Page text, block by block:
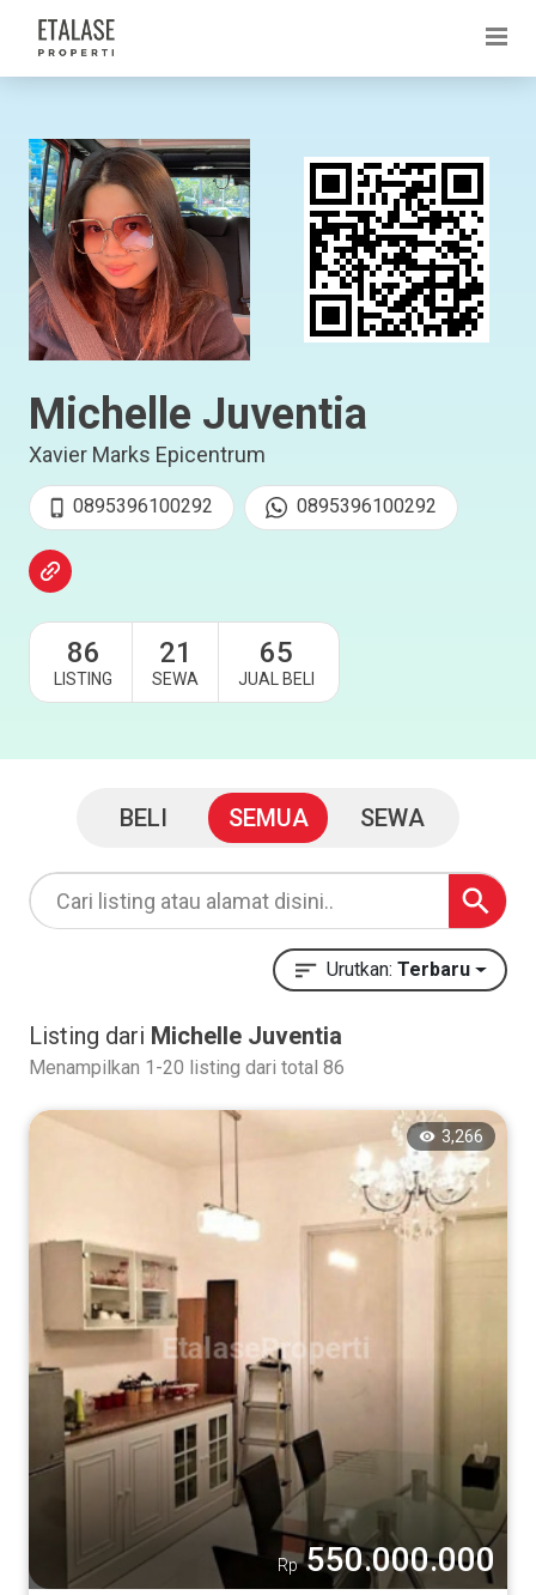
Michelle Juventia
Xavier Marks Epicentrum
0895396100292 0895396100292
86
LISTING
21
SEWA
65
JUAL BELI
BELI SEMUA SEWA
Urutkan: Terbaru
Listing dari Michelle Juventia
Menampilkan 1-20 listing dari total 86
3,266
Rp 550.000.000